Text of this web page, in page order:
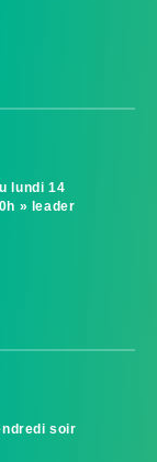
lundi 14
» leader
soir